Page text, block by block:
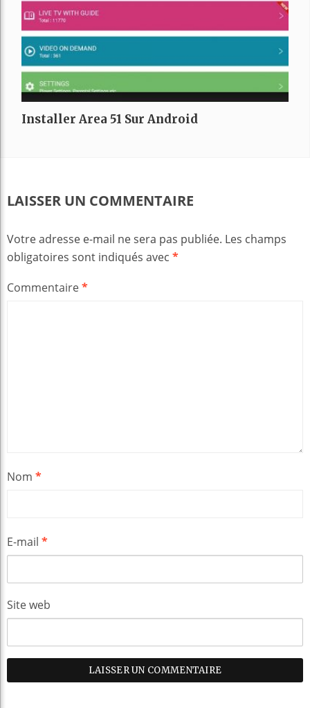
Installer Area 51 Sur Android
LAISSER UN COMMENTAIRE
Votre adresse e-mail ne sera pas publiée. Les champs
obligatoires sont indiqués avec *
Commentaire*
Nom *
E-mail *
Site web